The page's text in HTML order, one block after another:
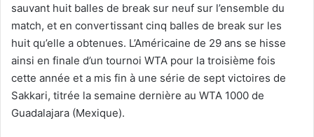
sauvant huit balles de break sur neuf sur l’ensemble du
match, et en convertissant cinq balles de break sur les
huit qu’elle a obtenues. L’Américaine de 29 ans se hisse
ainsi en finale d’un tournoi WTA pour la troisième fois
cette année et a mis fin à une série de sept victoires de
Sakkari, titrée la semaine dernière au WTA 1000 de
Guadalajara (Mexique).